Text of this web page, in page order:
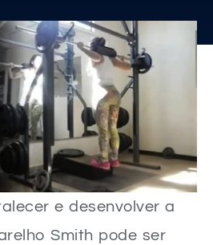
e desenvolver a
Smith pode ser